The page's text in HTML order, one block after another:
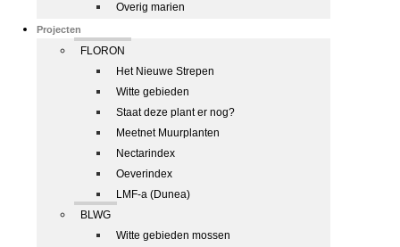
Overig marien
Projecten
FLORON
Het Nieuwe Strepen
Witte gebieden
Staat deze plant er nog?
Meetnet Muurplanten
Nectarindex
Oeverindex
LMF-a (Dunea)
BLWG
Witte gebieden mossen